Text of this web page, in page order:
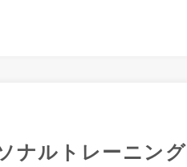
ナルトレーニング